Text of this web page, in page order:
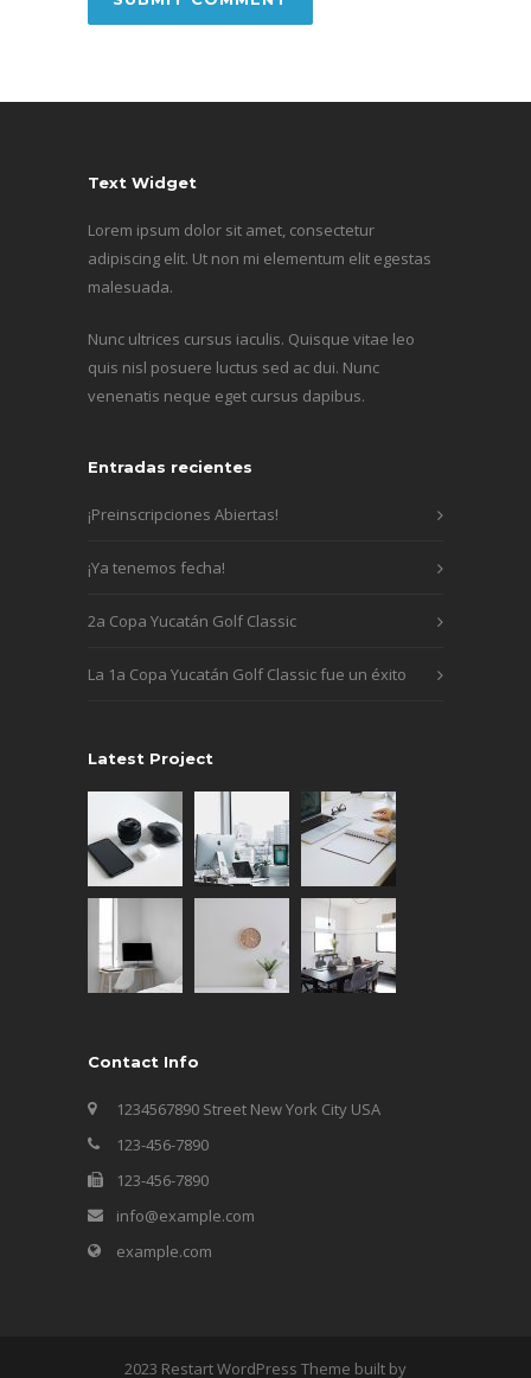
Text Widget
Lorem ipsum dolor sit amet, consectetur
adipiscing elit. Ut non mi elementum elit egestas
malesuada.
Nunc ultrices cursus iaculis. Quisque vitae leo
quis nisl posuere luctus sed ac dui. Nunc
venenatis neque eget cursus dapibus.
Entradas recientes
¡Preinscripciones Abiertas!
¡Ya tenemos fecha!
2a Copa Yucatán Golf Classic
La 1a Copa Yucatán Golf Classic fue un éxito
Latest Project
Contact Info
1234567890 Street New York City USA
123-456-7890
123-456-7890
info@example.com
example.com
2023 Restart WordPress Theme built by